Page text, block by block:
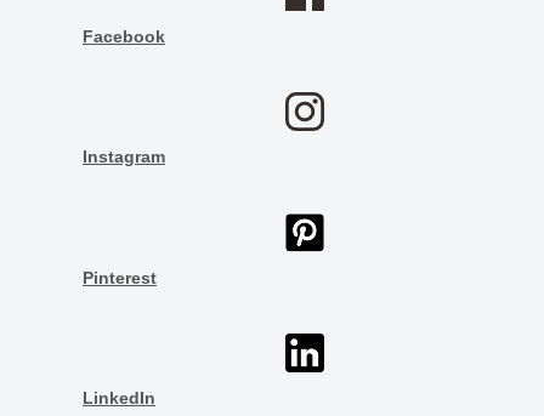
Facebook
Instagram
Pinterest
LinkedIn